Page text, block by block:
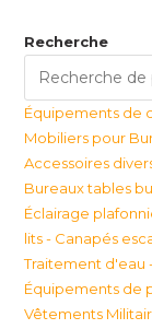
Recherche
Équipements de
Mobiliers pour
Accessoires
Bureaux tables
Éclairage
lits - Canapés
Traitement d'eau
Équipements de
Vêtements